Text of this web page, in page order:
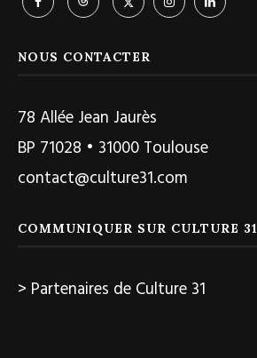
NOUS CONTACTER
78 Allée Jean Jaurès
BP 71028 • 31000 Toulouse
contact@culture31.com
COMMUNIQUER SUR CULTURE 31
> Partenaires de Culture 31